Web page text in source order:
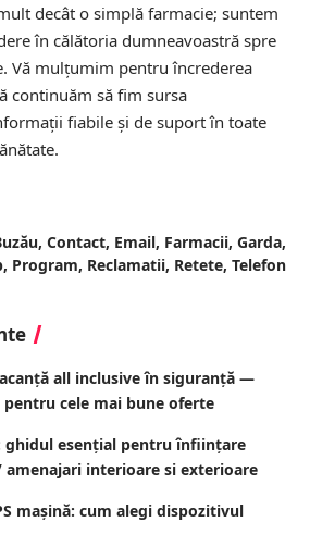
decât o simplă farmacie; suntem
în călătoria dumneavoastră spre
Vă mulțumim pentru încrederea
continuăm să fim sursa
fiabile și de suport în toate
, Contact, Email, Farmacii, Garda,
, Program, Reclamatii, Retete, Telefon
all inclusive în siguranță —
pentru cele mai bune oferte
ghidul esențial pentru înființare
interioare si exterioare
mașină: cum alegi dispozitivul